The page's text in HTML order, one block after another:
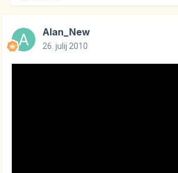
Alan_New
26. julij 2010